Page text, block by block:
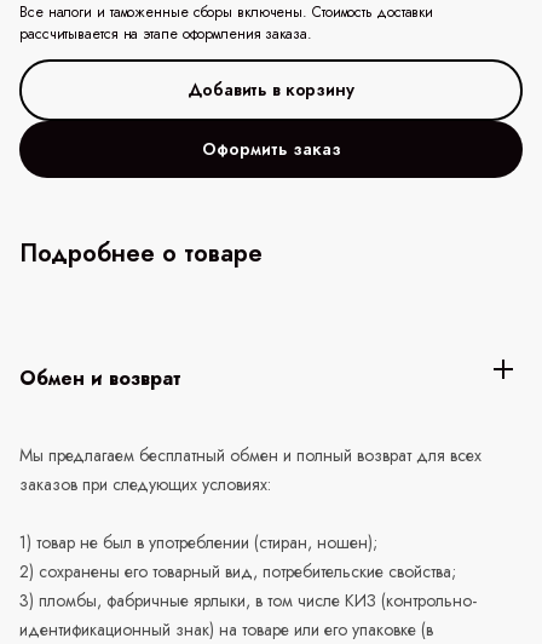
Все налоги и таможенные сборы включены. Стоимость доставки
рассчитывается на этапе оформления заказа.
Оформить заказ
Подробнее о товаре
Обмен и возврат
Мы предлагаем бесплатный обмен и полный возврат для всех
заказов при следующих условиях:
1) товар не был в употреблении (стиран, ношен);
2) сохранены его товарный вид, потребительские свойства;
3) пломбы, фабричные ярлыки, в том числе КИЗ (контрольно-
идентификационный знак) на товаре или его упаковке (в